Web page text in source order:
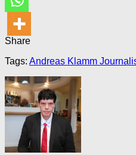
Share
Tags: Andreas Klamm